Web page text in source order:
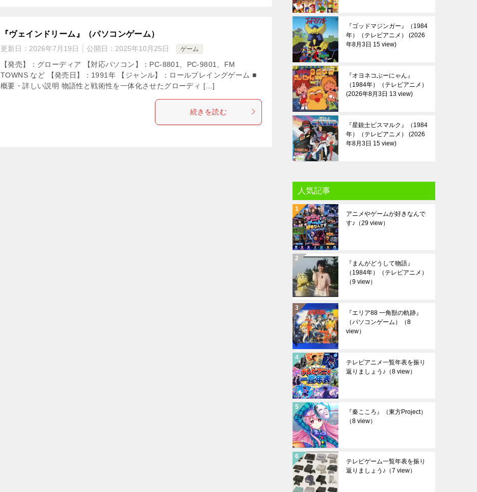
『ヴェインドリーム』（パソコンゲーム）
更新日： 2026年7月19日 公開日： 2025年10月25日 ゲーム
【発売】：グローディア 【対応パソコン】：PC-8801、PC-9801、FM
TOWNS など 【発売日】：1991年 【ジャンル】：ロールプレイングゲーム ■
概要・詳しい説明 物語性と戦術性を一体化させたグローディ […]
続きを読む
『ゴッドマジンガー』（1984
年）（テレビアニメ）
2026
年8月3日 15 view
『オヨネコぶーにゃん』
（1984年）（テレビアニメ）
2026年8月3日 13 view
『星銃士ビスマルク』（1984
年）（テレビアニメ）
2026
年8月3日 15 view
人気記事
アニメやゲームが好きなんで
す♪ （29 view）
『まんがどうして物語』
（1984年）（テレビアニメ）
（9 view）
『エリア88 一角獣の軌跡』
（パソコンゲーム）
（8
view）
テレビアニメ一覧年表を振り
返りましょう♪ （8 view）
『秦こころ』（東方Project）
（8 view）
テレビゲーム一覧年表を振り
返りましょう♪ （7 view）